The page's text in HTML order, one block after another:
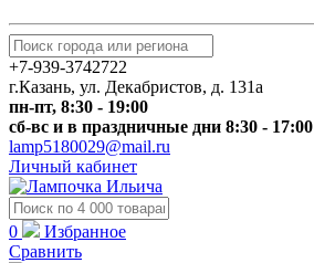
+7-939-3742722
г.Казань, ул. Декабристов, д. 131а
пн-пт, 8:30 - 19:00
сб-вс и в праздничные дни 8:30 - 17:00
lamp5180029@mail.ru
Личный кабинет
0
Избранное
Сравнить